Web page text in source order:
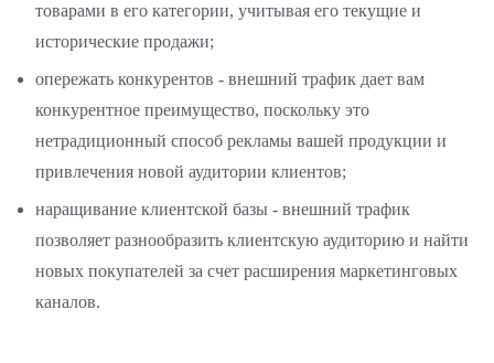
товарами в его категории, учитывая его текущие и
исторические продажи;
опережать конкурентов - внешний трафик дает вам
конкурентное преимущество, поскольку это
нетрадиционный способ рекламы вашей продукции и
привлечения новой аудитории клиентов;
наращивание клиентской базы - внешний трафик
позволяет разнообразить клиентскую аудиторию и найти
новых покупателей за счет расширения маркетинговых
каналов.